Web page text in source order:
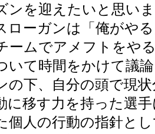
ンを迎えたいと思いま
ローガンは「俺がや
ームでアメフトをや
いて時間をかけて議
の下、自分の頭で現
に移す力を持った選
個人の行動の指針と